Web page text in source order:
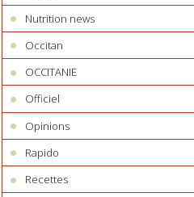
Nutrition news
Occitan
OCCITANIE
Officiel
Opinions
Rapido
Recettes